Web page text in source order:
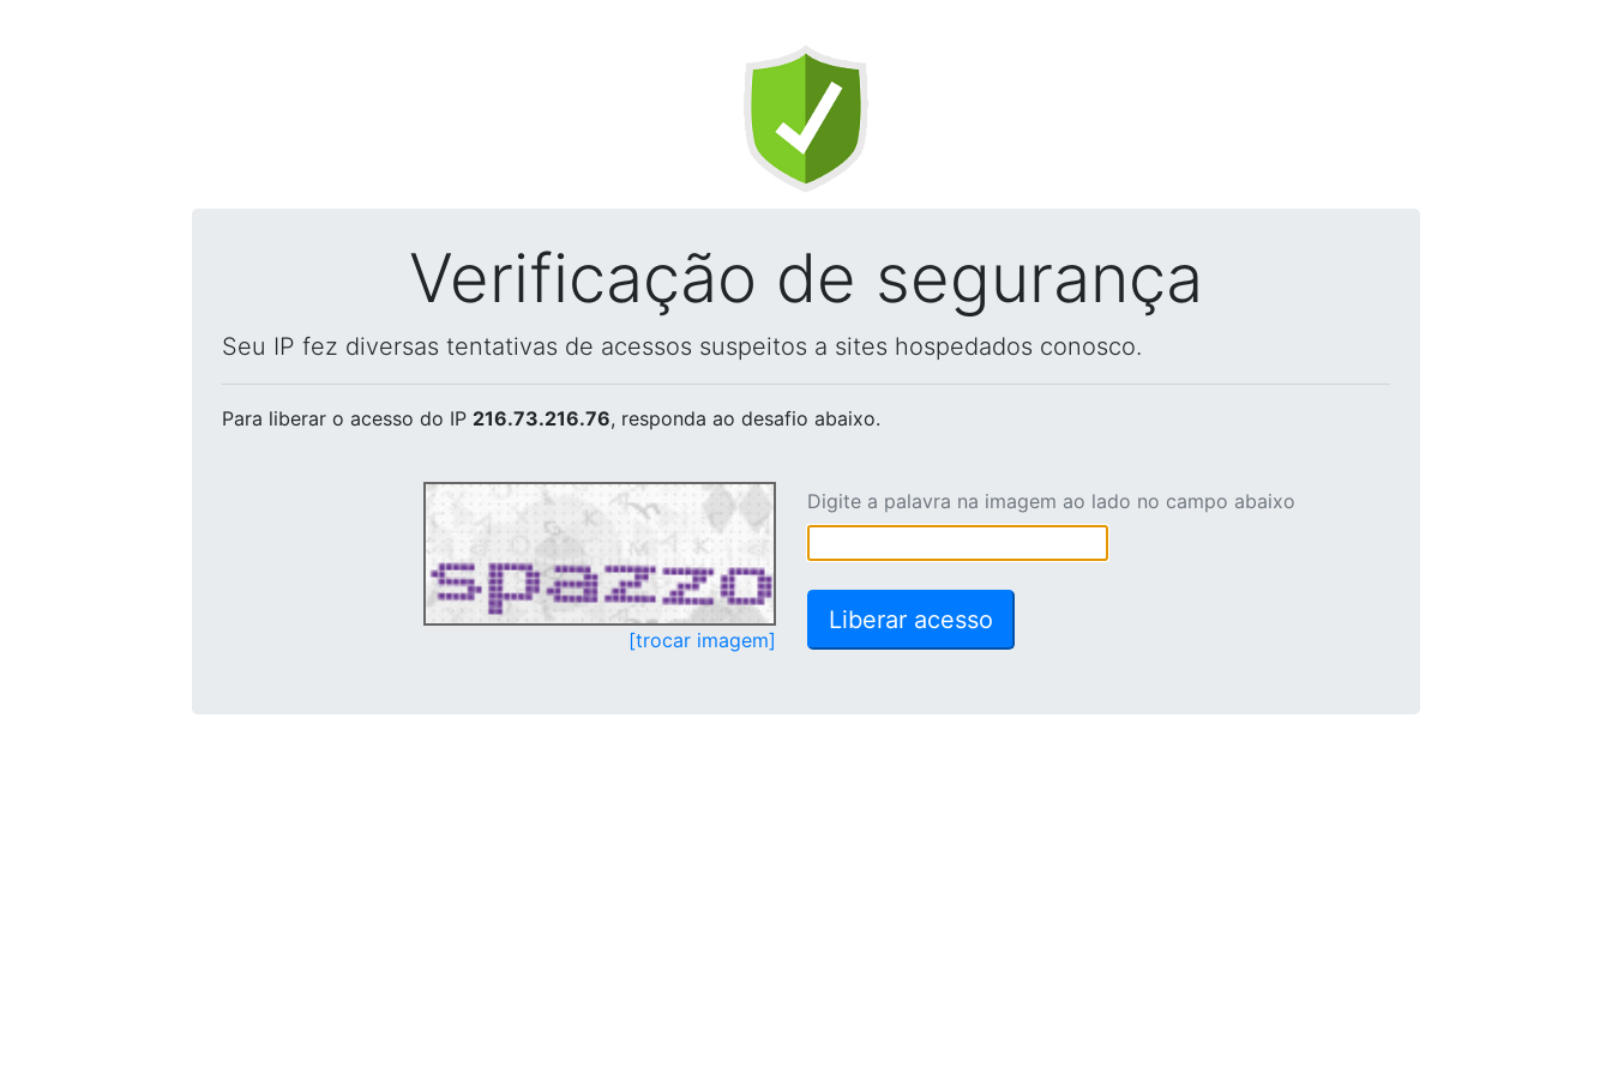
Verificação de segurança
Seu IP fez diversas tentativas de acessos suspeitos a sites hospedados conosco.
Para liberar o acesso do IP 216.73.216.76, responda ao desafio abaixo.
[trocar imagem]
Digite a palavra na imagem ao lado no campo abaixo